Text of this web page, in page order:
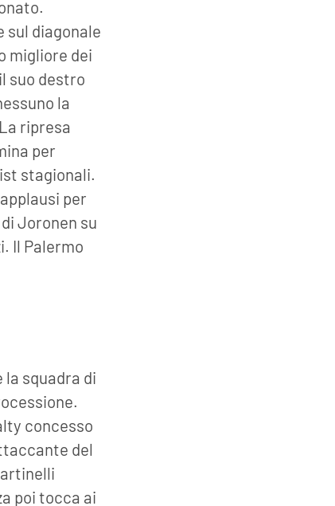
sul diagonale
migliore dei
suo destro
la
ripresa
per
stagionali.
per
Joronen su
Il Palermo
la squadra di
concesso
del
poi tocca ai